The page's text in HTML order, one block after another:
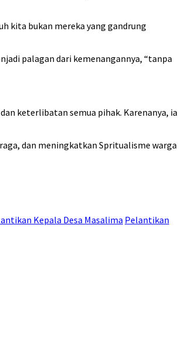
kita bukan mereka yang gandrung
palagan dari kemenangannya, “tanpa
keterlibatan semua pihak. Karenanya, ia
dan meningkatkan Spritualisme warga
Kepala Desa Masalima Pelantikan